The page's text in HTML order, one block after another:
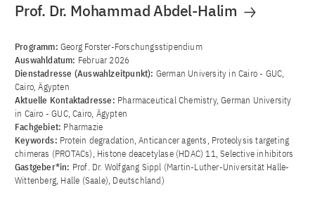
Prof. Dr. Mohammad Abdel-Halim
Programm: Georg Forster-Forschungsstipendium
Auswahldatum: Februar 2026
Dienstadresse (Auswahlzeitpunkt): German University in Cairo - GUC,
Cairo, Ägypten
Aktuelle Kontaktadresse: Pharmaceutical Chemistry, German University
in Cairo - GUC, Cairo, Ägypten
Fachgebiet: Pharmazie
Keywords: Protein degradation, Anticancer agents, Proteolysis targeting
chimeras (PROTACs), Histone deacetylase (HDAC) 11, Selective inhibitors
Gastgeber*in: Prof. Dr. Wolfgang Sippl (Martin-Luther-Universität Halle-
Wittenberg, Halle (Saale), Deutschland)